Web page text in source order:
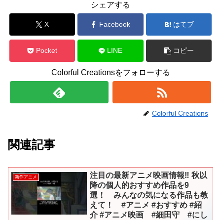
シェアする
X Facebook はてブ
Pocket LINE コピー
Colorful Creationsをフォローする
Colorful Creations
関連記事
新作アニメ
注目の最新アニメ映画情報‼️ 秋以
降の個人的おすすめ作品を9
選！ みんなの気になる作品も教
えて！ #アニメ #おすすめ #紹
介 #アニメ映画 #細田守 #にし